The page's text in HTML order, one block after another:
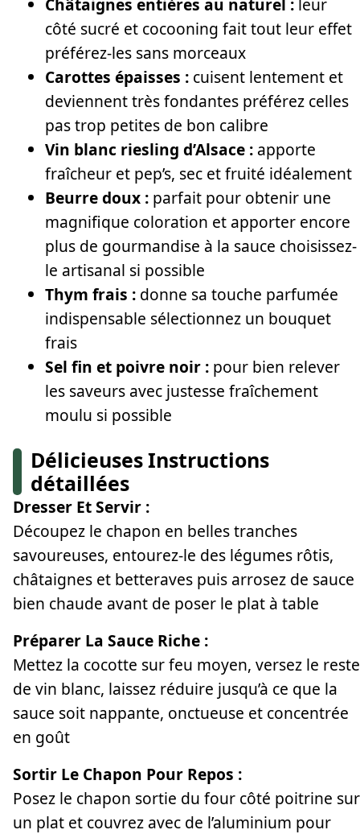
Châtaignes entières au naturel : leur
côté sucré et cocooning fait tout leur effet
préférez-les sans morceaux
Carottes épaisses : cuisent lentement et
deviennent très fondantes préférez celles
pas trop petites de bon calibre
Vin blanc riesling d’Alsace : apporte
fraîcheur et pep’s, sec et fruité idéalement
Beurre doux : parfait pour obtenir une
magnifique coloration et apporter encore
plus de gourmandise à la sauce choisissez-
le artisanal si possible
Thym frais : donne sa touche parfumée
indispensable sélectionnez un bouquet
frais
Sel fin et poivre noir : pour bien relever
les saveurs avec justesse fraîchement
moulu si possible
Délicieuses Instructions
détaillées
Dresser Et Servir :
Découpez le chapon en belles tranches
savoureuses, entourez-le des légumes rôtis,
châtaignes et betteraves puis arrosez de sauce
bien chaude avant de poser le plat à table
Préparer La Sauce Riche :
Mettez la cocotte sur feu moyen, versez le reste
de vin blanc, laissez réduire jusqu’à ce que la
sauce soit nappante, onctueuse et concentrée
en goût
Sortir Le Chapon Pour Repos :
Posez le chapon sortie du four côté poitrine sur
un plat et couvrez avec de l’aluminium pour